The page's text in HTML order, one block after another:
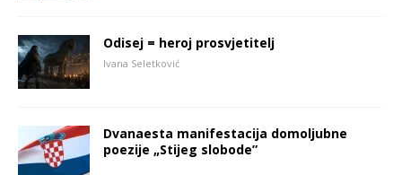
Odisej = heroj prosvjetitelj
Ivana Seletković
Dvanaesta manifestacija domoljubne
poezije „Stijeg slobode”